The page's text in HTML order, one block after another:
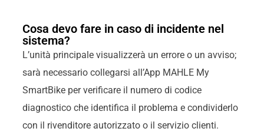
Cosa devo fare in caso di incidente nel
sistema?
L’unità principale visualizzerà un errore o un avviso;
sarà necessario collegarsi all’App MAHLE My
SmartBike per verificare il numero di codice
diagnostico che identifica il problema e condividerlo
con il rivenditore autorizzato o il servizio clienti.